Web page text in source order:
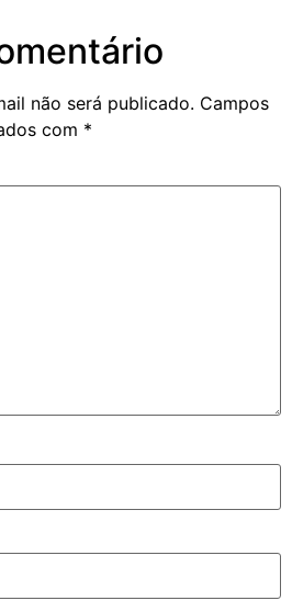
não será publicado. Campos
com *